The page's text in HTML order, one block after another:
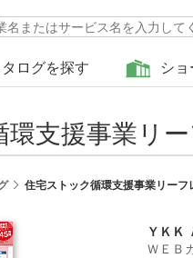
タログを探す シ
支援事業リ
住宅ストック循環支援事業リーフ
ＹＫＫ
ＷＥＢ